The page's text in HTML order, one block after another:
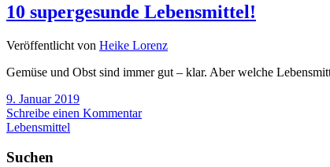
10 supergesunde Lebensmittel!
Veröffentlicht von Heike Lorenz
Gemüse und Obst sind immer gut – klar. Aber welche
9. Januar 2019
Schreibe einen Kommentar
Lebensmittel
Suchen